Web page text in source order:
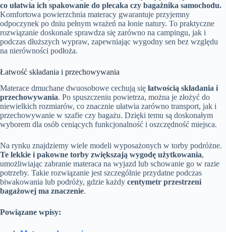
co ułatwia ich spakowanie do plecaka czy bagażnika samochodu.
Komfortowa powierzchnia materacy gwarantuje przyjemny
odpoczynek po dniu pełnym wrażeń na łonie natury. To praktyczne
rozwiązanie doskonale sprawdza się zarówno na campingu, jak i
podczas dłuższych wypraw, zapewniając wygodny sen bez względu
na nierówności podłoża.
Łatwość składania i przechowywania
Materace dmuchane dwuosobowe cechują się łatwością składania i
przechowywania. Po spuszczeniu powietrza, można je złożyć do
niewielkich rozmiarów, co znacznie ułatwia zarówno transport, jak i
przechowywanie w szafie czy bagażu. Dzięki temu są doskonałym
wyborem dla osób ceniących funkcjonalność i oszczędność miejsca.
Na rynku znajdziemy wiele modeli wyposażonych w torby podróżne.
Te lekkie i pakowne torby zwiększają wygodę użytkowania,
umożliwiając zabranie materaca na wyjazd lub schowanie go w razie
potrzeby. Takie rozwiązanie jest szczególnie przydatne podczas
biwakowania lub podróży, gdzie każdy centymetr przestrzeni
bagażowej ma znaczenie.
Powiązane wpisy: